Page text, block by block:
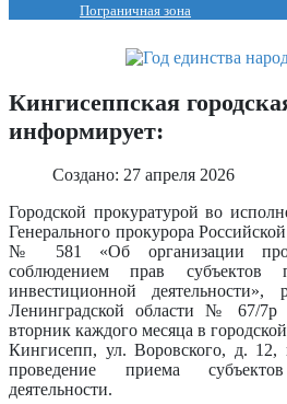
Пограничная зона
Кингисеппская
информирует:
Создано: 27 апреля 2026
Городской прокуратурой во
Генерального прокурора
№ 581 «Об организации
соблюдением прав субъектов
инвестиционной деятельности»,
Ленинградской области № 67/7р
вторник каждого месяца в
Кингисепп, ул. Воровского, д.
проведение приема субъектов
деятельности.